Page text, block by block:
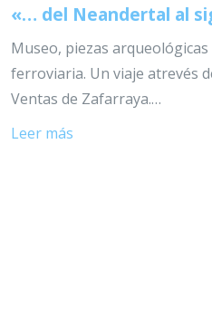
«… del Neandertal al
Museo, piezas arqueológicas
ferroviaria. Un viaje atrevés
Ventas de Zafarraya.…
Leer más